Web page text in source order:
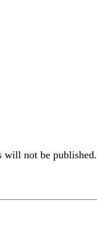
will not be published.